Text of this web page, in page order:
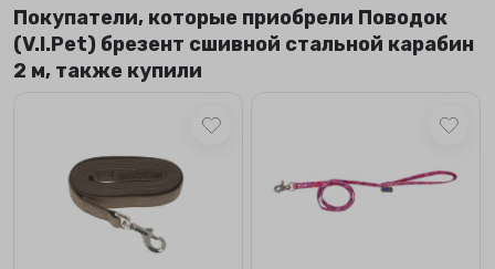
Покупатели, которые приобрели Поводок
(V.I.Pet) брезент сшивной стальной карабин
2 м, также купили